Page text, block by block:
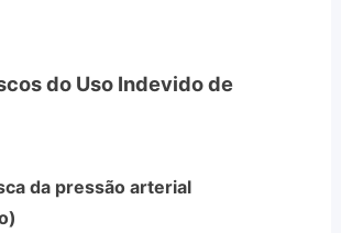
do Uso Indevido de
da pressão arterial